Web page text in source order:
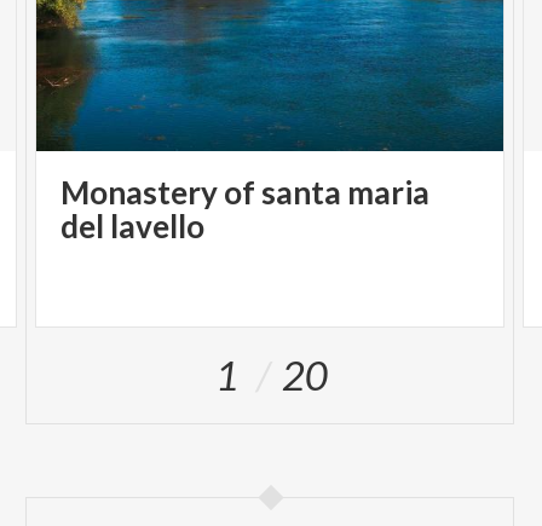
Monastery of santa maria
del lavello
1 20